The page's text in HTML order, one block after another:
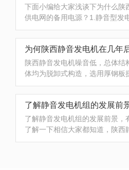
短缺是不可避免的。陕西发电车
下，要降低成本，合理...
下面小编给大家浅谈下为什么陕
供电网的备用电源？1.静音型发
医院，宾馆， 生活区，大型商
的场所。2.能够为客户节约很多
安静音发电机组安装然后减少发
关费用。3.静音型发电机组是引
理念 ，具有噪...
为何陕西静音发电机在几年
陕西静音发电机噪音低，总体结
体均为脱卸式构造，选用厚钢板
具备减噪防水防雨作用。箱体內
抗不配对的消音构造，内嵌大特
了解静音发电机组的发展前景，
了解一下相信大家都知道，陕西
性好、自吸性能高的功能性产品